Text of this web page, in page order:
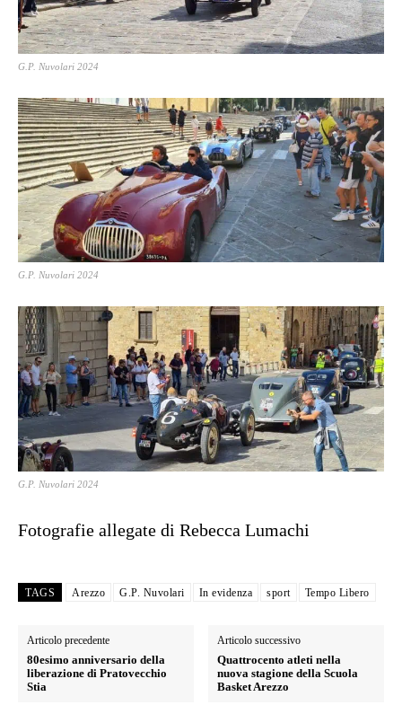
G.P. Nuvolari 2024
G.P. Nuvolari 2024
G.P. Nuvolari 2024
Fotografie allegate di Rebecca Lumachi
TAGS Arezzo G.P. Nuvolari In evidenza sport Tempo Libero
Articolo precedente
80esimo anniversario della
liberazione di Pratovecchio
Stia
Articolo successivo
Quattrocento atleti nella
nuova stagione della Scuola
Basket Arezzo